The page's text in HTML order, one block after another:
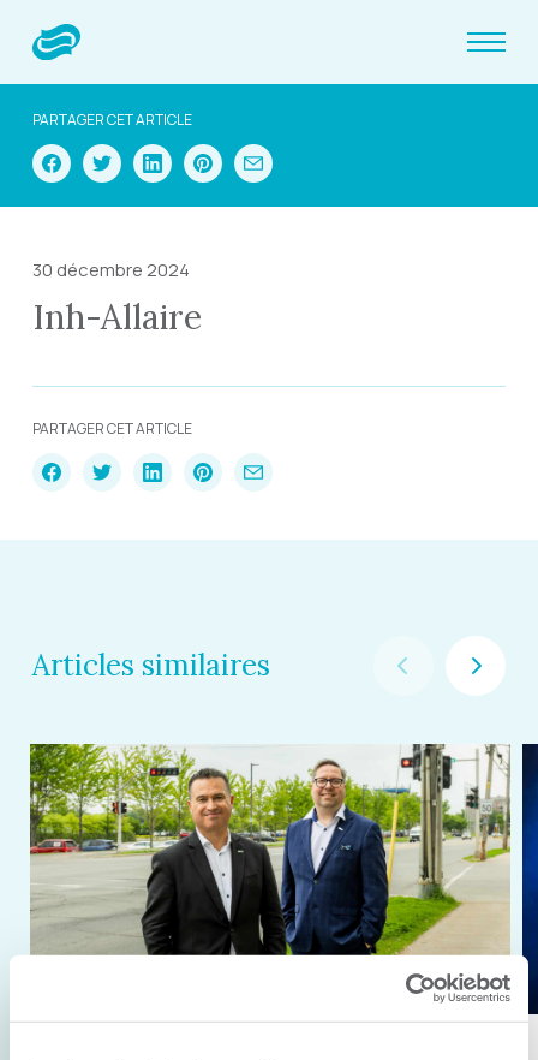
PARTAGER CET ARTICLE
30 décembre 2024
Inh-Allaire
PARTAGER CET ARTICLE
Articles similaires